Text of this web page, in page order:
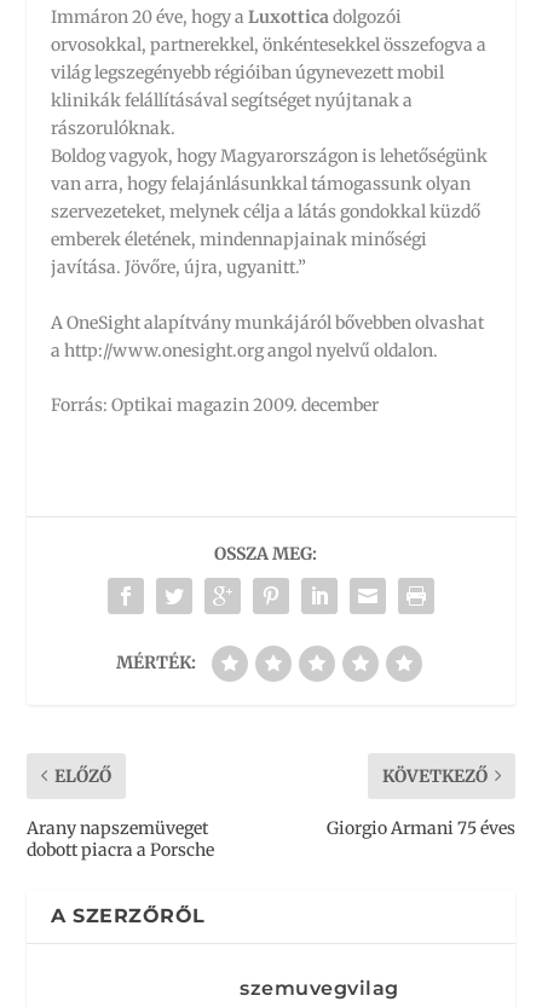
Immáron 20 éve, hogy aLuxotticadolgozói
orvosokkal, partnerekkel, önkéntesekkel összefogva a
világ legszegényebb régióiban úgynevezett mobil
klinikák felállításával segítséget nyújtanak a
rászorulóknak.
Boldog vagyok, hogy Magyarországon is lehetőségünk
van arra, hogy felajánlásunkkal támogassunk olyan
szervezeteket, melynek célja a látás gondokkal küzdő
emberek életének, mindennapjainak minőségi
javítása. Jövőre, újra, ugyanitt.”
A OneSight alapítvány munkájáról bővebben olvashat
a http://www.onesight.org angol nyelvű oldalon.
Forrás: Optikai magazin 2009. december
OSSZA MEG:
MÉRTÉK:
ELŐZŐ
Arany napszemüveget
dobott piacra a Porsche
KÖVETKEZŐ
Giorgio Armani 75 éves
A SZERZŐRŐL
szemuvegvilag